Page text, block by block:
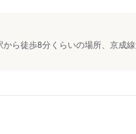
ら徒歩8分くらいの場所、京成線